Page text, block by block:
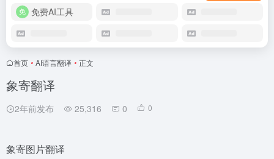
免费AI工具
首页 • AI语言翻译 • 正文
象寄翻译
2年前发布 25,316 0 0
象寄图片翻译